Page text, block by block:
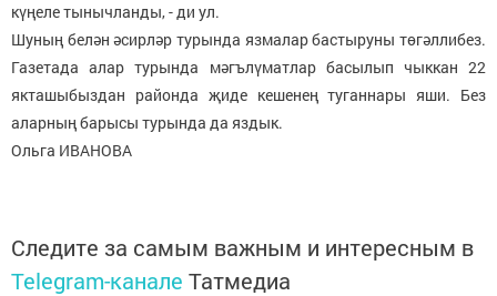
күңеле тынычланды, - ди ул.
Шуның белән әсирләр турында язмалар бастыруны төгәллибез.
Газетада алар турында мәгълүматлар басылып чыккан 22
якташыбыздан районда җиде кешенең туганнары яши. Без
аларның барысы турында да яздык.
Ольга ИВАНОВА
Следите за самым важным и интересным в
Telegram-канале Татмедиа